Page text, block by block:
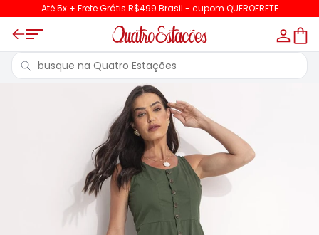
Até 5x + Frete Grátis R$499 Brasil - cupom QUEROFRETE